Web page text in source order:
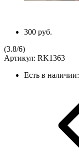
300 руб.
(3.8/6)
Артикул: RK1363
Есть в наличии: